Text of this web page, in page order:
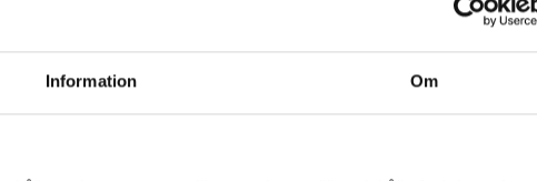
Information Om
Tiimin
0 €